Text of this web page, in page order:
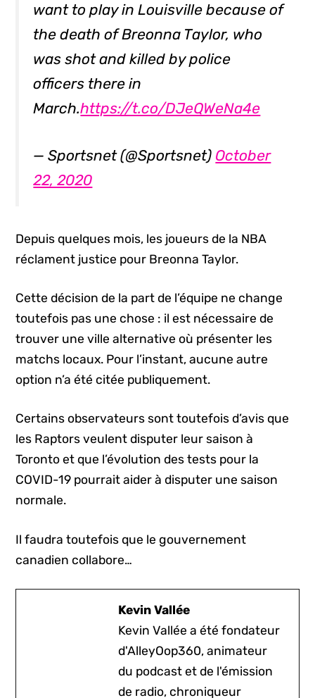
want to play in Louisville because of
the death of Breonna Taylor, who
was shot and killed by police
officers there in
March.https://t.co/DJeQWeNa4e
— Sportsnet (@Sportsnet) October
22, 2020
Depuis quelques mois, les joueurs de la NBA
réclament justice pour Breonna Taylor.
Cette décision de la part de l’équipe ne change
toutefois pas une chose : il est nécessaire de
trouver une ville alternative où présenter les
matchs locaux. Pour l’instant, aucune autre
option n’a été citée publiquement.
Certains observateurs sont toutefois d’avis que
les Raptors veulent disputer leur saison à
Toronto et que l’évolution des tests pour la
COVID-19 pourrait aider à disputer une saison
normale.
Il faudra toutefois que le gouvernement
canadien collabore…
Kevin Vallée
Kevin Vallée a été fondateur
d'AlleyOop360, animateur
du podcast et de l'émission
de radio, chroniqueur